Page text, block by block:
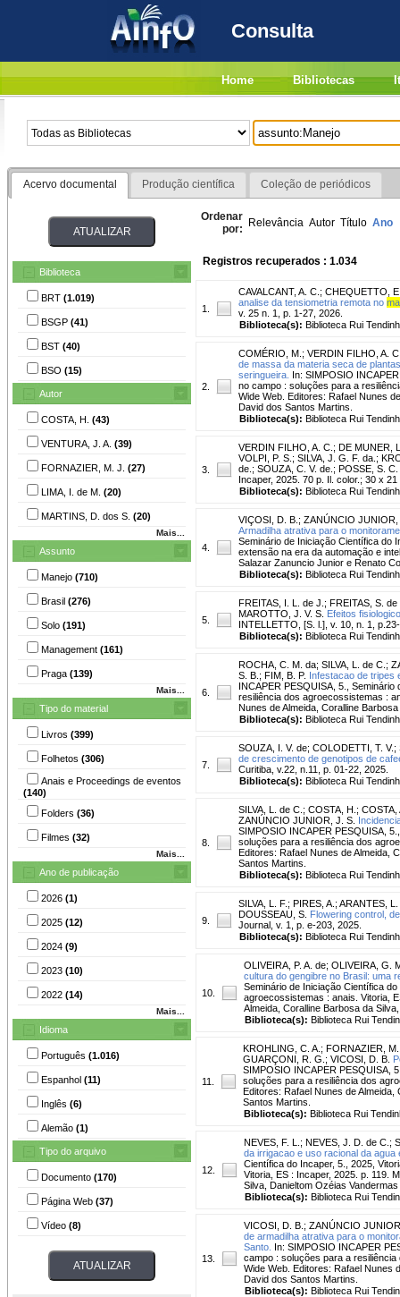
Consulta
Home Bibliotecas
Acervo documental Produção científica Coleção de periódicos
Biblioteca
BRT (1.019)
BSGP (41)
BST (40)
BSO (15)
Autor
COSTA, H. (43)
VENTURA, J. A. (39)
FORNAZIER, M. J. (27)
LIMA, I. de M. (20)
MARTINS, D. dos S. (20)
Mais...
Assunto
Manejo (710)
Brasil (276)
Solo (191)
Management (161)
Praga (139)
Mais...
Tipo do material
Livros (399)
Folhetos (306)
Anais e Proceedings de eventos
(140)
Folders (36)
Filmes (32)
Mais...
Ano de publicação
2026 (1)
2025 (12)
2024 (9)
2023 (10)
2022 (14)
Mais...
Idioma
Português (1.016)
Espanhol (11)
Inglês (6)
Alemão (1)
Tipo do arquivo
Documento (170)
Página Web (37)
Vídeo (8)
Ordenar
por: Relevância Autor Título Ano
Registros recuperados : 1.034
1.
CAVALCANT, A. C. ; CHEQUETTO,
analise da tensiometria remota no
v. 25 n. 1, p. 1-27, 2026.
Biblioteca(s): Biblioteca Rui
2.
COMÉRIO, M. ; VERDIN FILHO, A.
de massa da materia seca de
seringueira. In: SIMPOSIO
no campo : soluções para a
Wide Web. Editores: Rafael Nunes
David dos Santos Martins.
Biblioteca(s): Biblioteca Rui
3.
VERDIN FILHO, A. C. ; DE MUNER,
VOLPI, P. S. ; SILVA, J. G. F. da. ;
de. ; SOUZA, C. V. de. ; POSSE, S. C.
Incaper, 2025. 70 p. Il. color.; 30 x
Biblioteca(s): Biblioteca Rui
4.
VIÇOSI, D. B. ; ZANÚNCIO JUNIOR,
Armadilha atrativa para o
Seminário de Iniciação Científica do
extensão na era da automação e
Salazar Zanuncio Junior e Renato
Biblioteca(s): Biblioteca Rui
5.
FREITAS, I. L. de J. ; FREITAS, S. de
MAROTTO, J. V. S. Efeitos
INTELLETTO, [S. l.], v. 10, n. 1,
Biblioteca(s): Biblioteca Rui
6.
ROCHA, C. M. da; SILVA, L. de C. ;
S. B. ; FIM, B. P. Infestacao de tripes
INCAPER PESQUISA, 5.,
resiliência dos agroecossistemas :
Nunes de Almeida, Coralline
Biblioteca(s): Biblioteca Rui
7.
SOUZA, I. V. de; COLODETTI, T. V.;
de crescimento de genotipos de
Curitiba, v.22, n.11, p. 01-22, 2025.
Biblioteca(s): Biblioteca Rui
8.
SILVA, L. de C. ; COSTA, H. ; COSTA,
ZANÚNCIO JUNIOR, J. S.
SIMPOSIO INCAPER PESQUISA,
soluções para a resiliência dos
Editores: Rafael Nunes de Almeida,
Santos Martins.
Biblioteca(s): Biblioteca Rui
9.
SILVA, L. F. ; PIRES, A. ; ARANTES,
DOUSSEAU, S. Flowering control,
Journal, v. 1, p. e-203, 2025.
Biblioteca(s): Biblioteca Rui
10.
OLIVEIRA, P. A. de; OLIVEIRA, G.
cultura do gengibre no Brasil: uma
Seminário de Iniciação Científica
agroecossistemas : anais. Vitoria,
Almeida, Coralline Barbosa da
Biblioteca(s): Biblioteca Rui
11.
KROHLING, C. A. ; FORNAZIER,
GUARÇONI, R. G. ; VICOSI, D. B.
SIMPOSIO INCAPER PESQUISA,
soluções para a resiliência dos
Editores: Rafael Nunes de
Santos Martins.
Biblioteca(s): Biblioteca Rui
12.
NEVES, F. L. ; NEVES, J. D. de C. ;
da irrigacao e uso racional da
Científica do Incaper, 5., 2025,
Vitoria, ES : Incaper, 2025. p. 119.
Silva, Danieltom Ozéias
Biblioteca(s): Biblioteca Rui
13.
VICOSI, D. B. ; ZANÚNCIO
de armadilha atrativa para o
Santo. In: SIMPOSIO INCAPER
campo : soluções para a
Wide Web. Editores: Rafael Nunes
David dos Santos Martins.
Biblioteca(s): Biblioteca Rui